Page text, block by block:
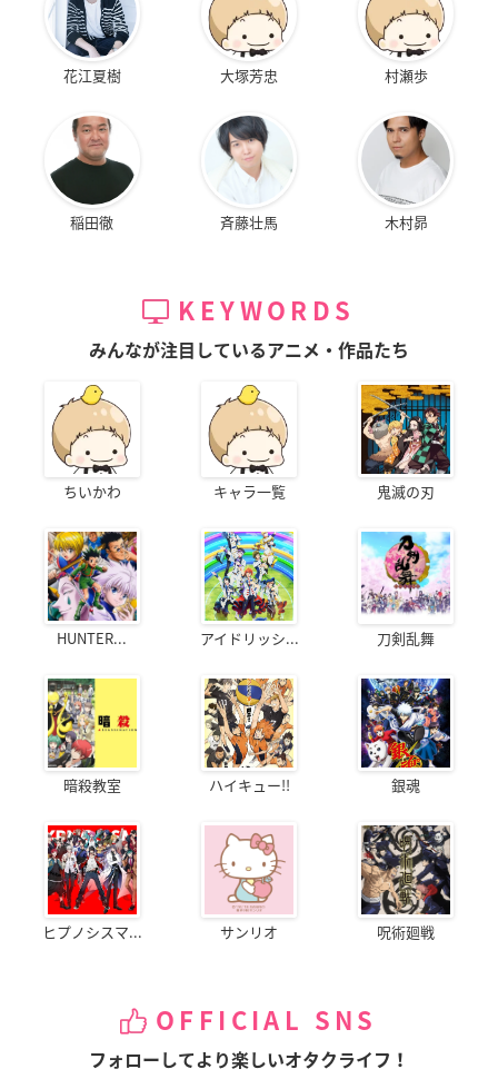
妖逆門
多聞三志郎
タクティカルロア
海里美晴
へっぽこ実験アニメ
ーション エクセル・
サーガ
小林エクセル
目）
しんのすけ
映画クレヨンしんち
ゃん 新婚旅行ハリケ
ーン ～失われたひろ
し～
しんのすけ
PEACE MAKER 鐵 ～
友命～
市村鉄之助（少年
期）
PEACE MAKER 鐵 ～
想道～
市村鉄之助（少年
期）
鬼灯の冷徹（OAD第
1弾）
シロ
AURA～魔竜院光牙
最後の闘い～
伊藤
GOTHICMADE -花の
詩女-
ナナド
マルドゥック・スク
映画 ドラえもん 新・
銀色の髪のアギト
花江夏樹 大塚芳忠 村瀬歩
稲田徹 斉藤壮馬 木村昴
KEYWORDS
みんなが注目しているアニメ・作品たち
ちいかわ キャラ一覧 鬼滅の刃
HUNTER... アイドリッシ... 刀剣乱舞
暗殺教室 ハイキュー!! 銀魂
ヒプノシスマ... サンリオ 呪術廻戦
OFFICIAL SNS
フォローしてより楽しいオタクライフ！